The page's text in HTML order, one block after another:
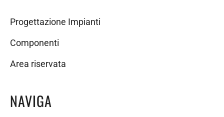
Progettazione Impianti
Componenti
Area riservata
NAVIGA